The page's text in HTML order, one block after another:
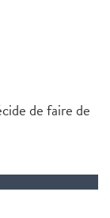
de faire de